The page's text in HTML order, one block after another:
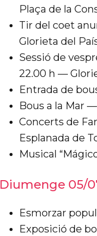
Plaça de la
Tir del coet
Glorieta del
Sessió de
22.00 h —
Entrada de
Bous a la Mar
Concerts de
Esplanada de
Musical
Diumenge 05/
Esmorzar
Exposició de